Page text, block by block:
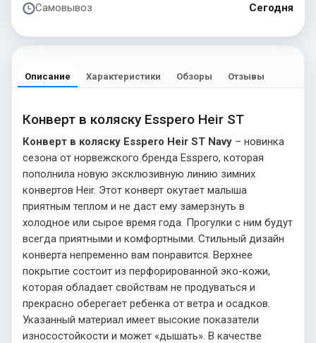
Самовывоз Сегодня
Описание Характеристики Обзоры Отзывы
Конверт в коляску Esspero Heir ST
Конверт в коляску Esspero Heir ST Navy – новинка
сезона от норвежского бренда Esspero, которая
пополнила новую эксклюзивную линию зимних
конвертов Heir. Этот конверт окутает малыша
приятным теплом и не даст ему замерзнуть в
холодное или сырое время года. Прогулки с ним будут
всегда приятными и комфортными. Стильный дизайн
конверта непременно вам понравится. Верхнее
покрытие состоит из перфорированной эко-кожи,
которая обладает свойствам не продуваться и
прекрасно оберегает ребенка от ветра и осадков.
Указанный материал имеет высокие показатели
износостойкости и может «дышать». В качестве